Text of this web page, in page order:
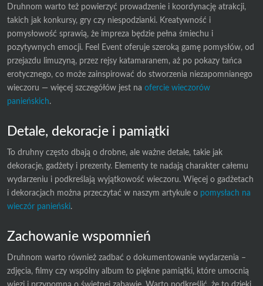
Druhnom warto też powierzyć prowadzenie i koordynację atrakcji,
takich jak konkursy, gry czy niespodzianki. Kreatywność i
pomysłowość sprawią, że impreza będzie pełna śmiechu i
pozytywnych emocji. Feel Event oferuje szeroką gamę pomysłów, od
przejazdu limuzyną, przez rejsy katamaranem, aż po pokazy tańca
erotycznego, co może zainspirować do stworzenia niezapomnianego
wieczoru — więcej szczegółów jest na ofercie wieczorów
panieńskich.
Detale, dekoracje i pamiątki
To druhny często dbają o drobne, ale ważne detale, takie jak
dekoracje, gadżety i prezenty. Elementy te nadają charakter całemu
wydarzeniu i podkreślają wyjątkowość wieczoru. Więcej o gadżetach
i dekoracjach można przeczytać w naszym artykule o pomysłach na
wieczór panieński.
Zachowanie wspomnień
Druhnom warto również zadbać o dokumentowanie wydarzenia –
zdjęcia, filmy czy wspólny album to piękne pamiątki, które umocnią